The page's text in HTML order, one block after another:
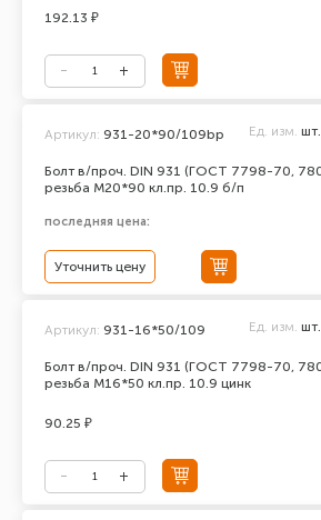
192.13 ₽
Болт в/проч. DIN 931 (ГОСТ 7798-70,
резьба М20*90 кл.пр. 10.9 б/п
Артикул: 931-20*90/109bp Ед. изм. шт.
последняя цена:
Уточнить цену
Болт в/проч. DIN 931 (ГОСТ 7798-70,
резьба М16*50 кл.пр. 10.9 цинк
Артикул: 931-16*50/109 Ед. изм. шт.
90.25 ₽